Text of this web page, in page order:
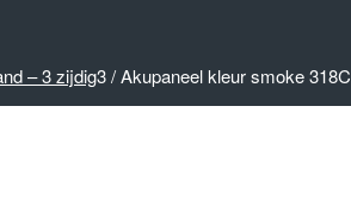
– 3 zijdig3/Akupaneel kleur smoke 318C